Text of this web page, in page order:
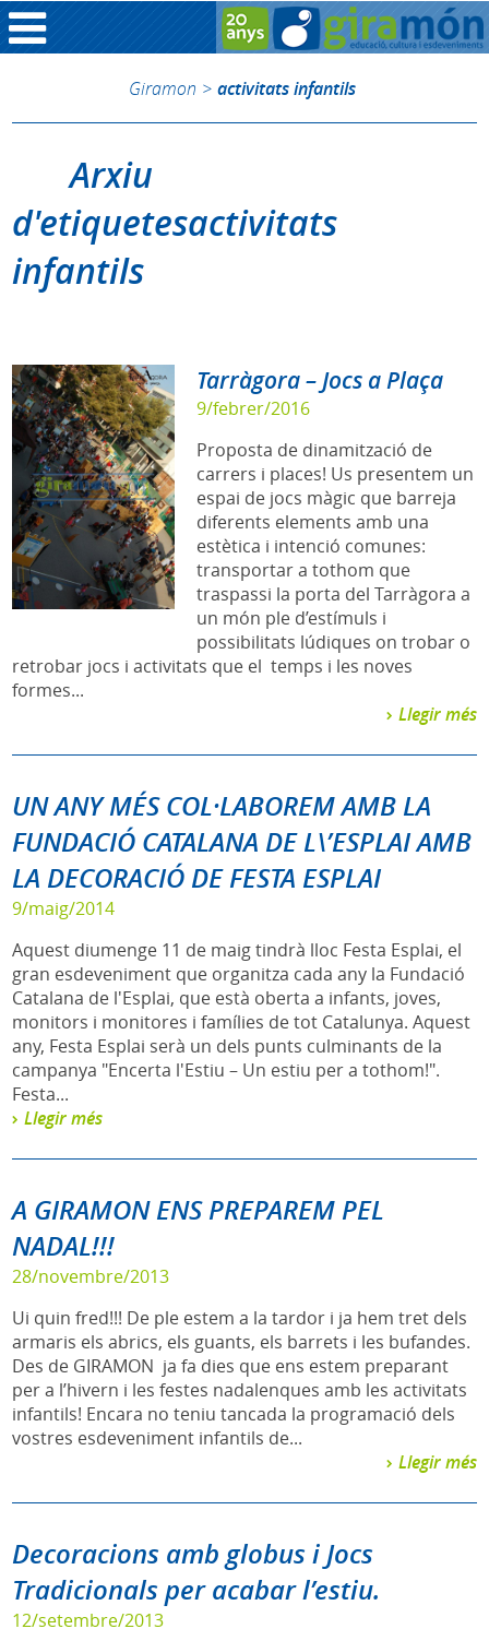
Giramon > activitats infantils
Arxiu
d'etiquetesactivitats
infantils
Tarràgora – Jocs a Plaça
9/febrer/2016
Proposta de dinamització de
carrers i places! Us presentem un
espai de jocs màgic que barreja
diferents elements amb una
estètica i intenció comunes:
transportar a tothom que
traspassi la porta del Tarràgora a
un món ple d’estímuls i
possibilitats lúdiques on trobar o
retrobar jocs i activitats que el temps i les noves
formes...
Llegir més
UN ANY MÉS COL·LABOREM AMB LA
FUNDACIÓ CATALANA DE L\’ESPLAI AMB
LA DECORACIÓ DE FESTA ESPLAI
9/maig/2014
Aquest diumenge 11 de maig tindrà lloc Festa Esplai, el
gran esdeveniment que organitza cada any la Fundació
Catalana de l'Esplai, que està oberta a infants, joves,
monitors i monitores i famílies de tot Catalunya. Aquest
any, Festa Esplai serà un dels punts culminants de la
campanya "Encerta l'Estiu – Un estiu per a tothom!".
Festa...
Llegir més
A GIRAMON ENS PREPAREM PEL
NADAL!!!
28/novembre/2013
Ui quin fred!!! De ple estem a la tardor i ja hem tret dels
armaris els abrics, els guants, els barrets i les bufandes.
Des de GIRAMON ja fa dies que ens estem preparant
per a l’hivern i les festes nadalenques amb les activitats
infantils! Encara no teniu tancada la programació dels
vostres esdeveniment infantils de...
Llegir més
Decoracions amb globus i Jocs
Tradicionals per acabar l’estiu.
12/setembre/2013